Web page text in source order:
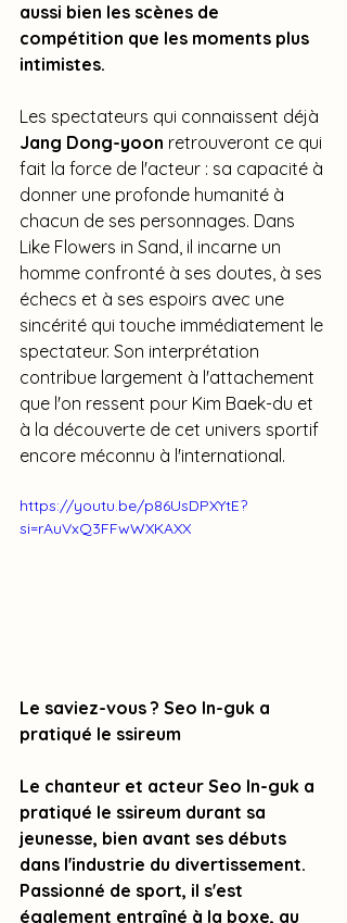
aussi bien les scènes de
compétition que les moments plus
intimistes.
Les spectateurs qui connaissent déjà
Jang Dong-yoon retrouveront ce qui
fait la force de l'acteur : sa capacité à
donner une profonde humanité à
chacun de ses personnages. Dans
Like Flowers in Sand, il incarne un
homme confronté à ses doutes, à ses
échecs et à ses espoirs avec une
sincérité qui touche immédiatement le
spectateur. Son interprétation
contribue largement à l'attachement
que l'on ressent pour Kim Baek-du et
à la découverte de cet univers sportif
encore méconnu à l'international.
https://youtu.be/p86UsDPXYtE?
si=rAuVxQ3FFwWXKAXX
Le saviez-vous ? Seo In-guk a
pratiqué le ssireum
Le chanteur et acteur Seo In-guk a
pratiqué le ssireum durant sa
jeunesse, bien avant ses débuts
dans l'industrie du divertissement.
Passionné de sport, il s'est
également entraîné à la boxe, au